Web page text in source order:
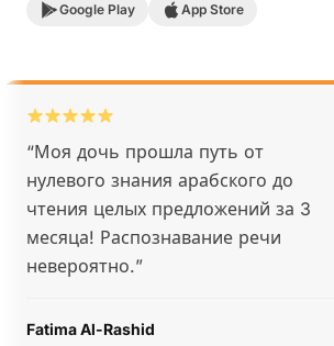
Google Play App Store
“Моя дочь прошла путь от
нулевого знания арабского до
чтения целых предложений за 3
месяца! Распознавание речи
невероятно.”
Fatima Al-Rashid